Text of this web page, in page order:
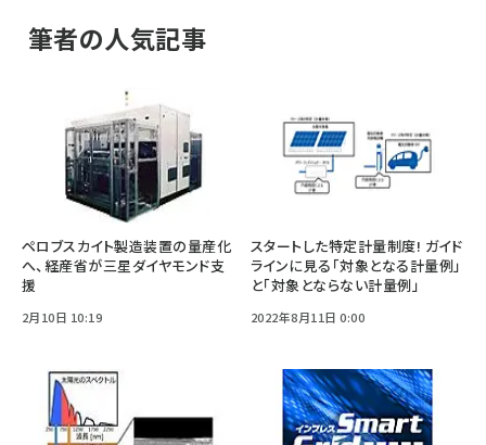
筆者の人気記事
ペロブスカイト製造装置の量産化
へ、経産省が三星ダイヤモンド支
援
2月10日 10:19
スタートした特定計量制度! ガイド
ラインに見る「対象となる計量例」
と「対象とならない計量例」
2022年8月11日 0:00